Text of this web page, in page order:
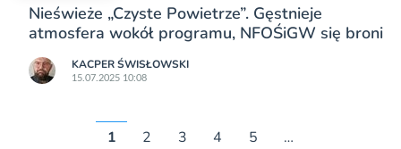
Nieświeże „Czyste Powietrze”. Gęstnieje
atmosfera wokół programu, NFOŚiGW się broni
KACPER ŚWISŁO­WSKI
15.07.2025 10:08
1 2 3 4 5 …